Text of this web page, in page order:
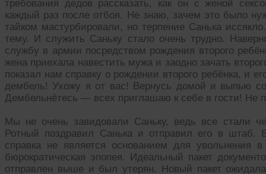
требования дедов рассказать, как он с женой
каждый раз после отбоя. Не знаю, зачем это было
тайком мастурбировали, но терпение Санька
тему. И служить Саньку стало очень трудно.
службу в армии посредством рождения второго
жена приехала навестить мужа и заодно зачать
показал нам справку о рождении второго ребёнка, и
дембель! Ухожу я от вас! Вернусь домой и выпью
Дембельнётесь — всех приглашаю к себе в гости! Не
Мы не очень завидовали Саньку, ведь все стали
Ротный поздравил Санька и отправил его в штаб.
справка не является основанием для
бюрократическая эпопея. Идеальный пакет
отправлен выше и был утерян. Новый пакет